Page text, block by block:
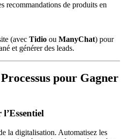
recommandations de produits en
(avec Tidio ou ManyChat) pour
et générer des leads.
pour Gagner
la digitalisation. Automatisez les